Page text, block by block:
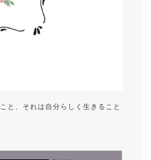
、それは自分らしく生きること